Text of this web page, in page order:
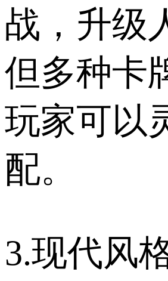
战，升级
但多种卡
玩家可以
配。
3.现代风